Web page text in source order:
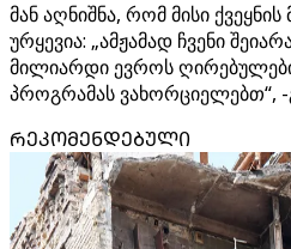
მან აღნიშნა, რომ მისი
ურყევია: „ამჟამად ჩვენი
მილიარდი ევროს
პროგრამას ვახორციელებთ“, -
ᲠᲔᲙᲝᲛᲔᲜᲓᲔᲑᲣᲚᲘ